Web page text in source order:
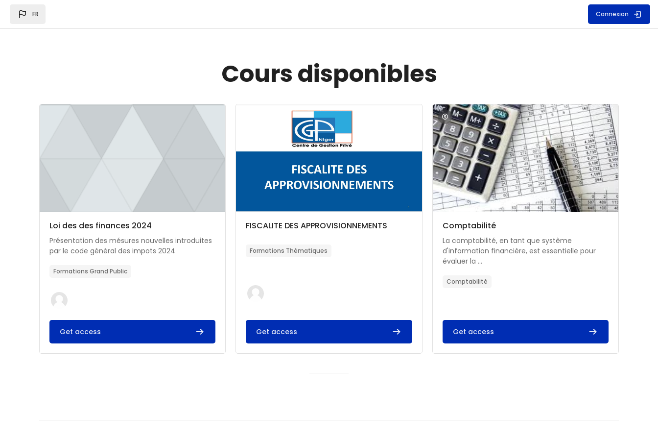
FR Connexion
Cours disponibles
Image du cours Loi des des finances 2024
Catégorie de cours
Nom du cours
Loi des des finances 2024
Résumé du cours :
Présentation des mésures nouvelles introduites
par le code général des impots 2024
Formations Grand Public
Get access
Image du cours FISCALITE DES APPROVISIONNEMENTS
Catégorie de cours
Nom du cours
FISCALITE DES APPROVISIONNEMENTS
Formations Thématiques
Get access
Image du cours Comptabilité
Catégorie de cours
Nom du cours
Comptabilité
Résumé du cours :
La comptabilité, en tant que système
d'information financière, est essentielle pour
évaluer la ...
Comptabilité
Get access